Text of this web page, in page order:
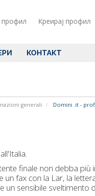
профил Креирај профил
КОНТАКТ
generali Domini .it -
finale non debba più
fax con la Lar, la
un sensibile sveltimento